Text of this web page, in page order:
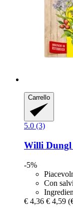
Carrello
5.0 (3)
Willi Dungl
-5%
Con
€ 4,36 € 4,59